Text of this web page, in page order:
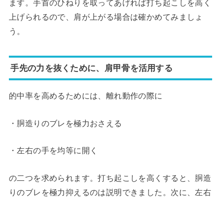
ます。手首のひねりを取ってあげれば打ち起こしを高く
上げられるので、肩が上がる場合は確かめてみましょ
う。
手先の力を抜くために、肩甲骨を活用する
的中率を高めるためには、離れ動作の際に
・胴造りのブレを極力おさえる
・左右の手を均等に開く
の二つを求められます。打ち起こしを高くすると、胴造
りのブレを極力抑えるのは説明できました。次に、左右